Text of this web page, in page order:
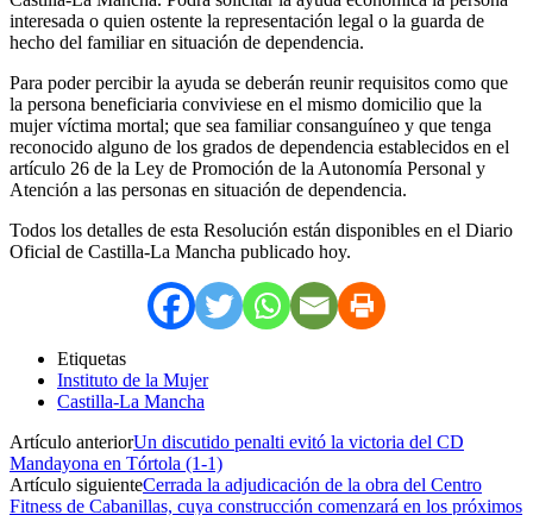
interesada o quien ostente la representación legal o la guarda de
hecho del familiar en situación de dependencia.
Para poder percibir la ayuda se deberán reunir requisitos como que
la persona beneficiaria conviviese en el mismo domicilio que la
mujer víctima mortal; que sea familiar consanguíneo y que tenga
reconocido alguno de los grados de dependencia establecidos en el
artículo 26 de la Ley de Promoción de la Autonomía Personal y
Atención a las personas en situación de dependencia.
Todos los detalles de esta Resolución están disponibles en el Diario
Oficial de Castilla-La Mancha publicado hoy.
Etiquetas
Instituto de la Mujer
Castilla-La Mancha
Artículo anteriorUn discutido penalti evitó la victoria del CD
Mandayona en Tórtola (1-1)
Artículo siguienteCerrada la adjudicación de la obra del Centro
Fitness de Cabanillas, cuya construcción comenzará en los próximos